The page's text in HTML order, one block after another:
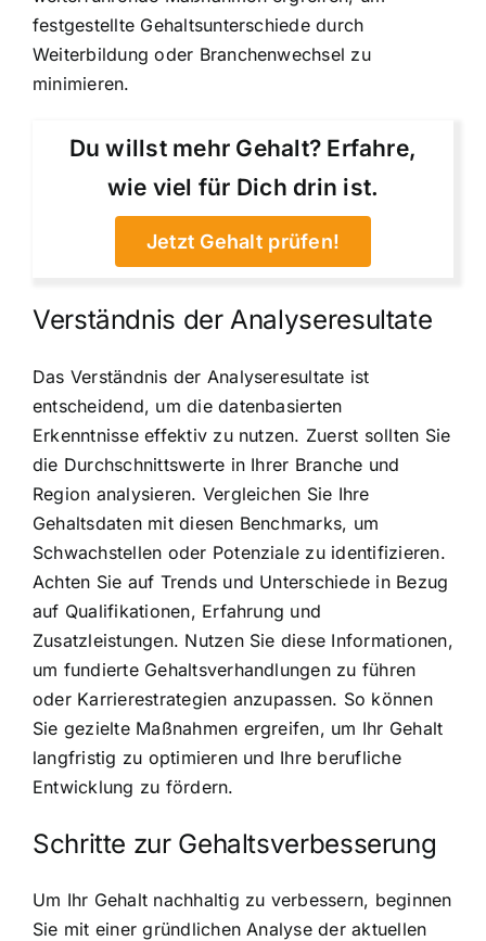
festgestellte Gehaltsunterschiede durch
Weiterbildung oder Branchenwechsel zu
minimieren.
Du willst mehr Gehalt? Erfahre,
wie viel für Dich drin ist.
Jetzt Gehalt prüfen!
Verständnis der Analyseresultate
Das Verständnis der Analyseresultate ist
entscheidend, um die datenbasierten
Erkenntnisse effektiv zu nutzen. Zuerst sollten Sie
die Durchschnittswerte in Ihrer Branche und
Region analysieren. Vergleichen Sie Ihre
Gehaltsdaten mit diesen Benchmarks, um
Schwachstellen oder Potenziale zu identifizieren.
Achten Sie auf Trends und Unterschiede in Bezug
auf Qualifikationen, Erfahrung und
Zusatzleistungen. Nutzen Sie diese Informationen,
um fundierte Gehaltsverhandlungen zu führen
oder Karrierestrategien anzupassen. So können
Sie gezielte Maßnahmen ergreifen, um Ihr Gehalt
langfristig zu optimieren und Ihre berufliche
Entwicklung zu fördern.
Schritte zur Gehaltsverbesserung
Um Ihr Gehalt nachhaltig zu verbessern, beginnen
Sie mit einer gründlichen Analyse der aktuellen